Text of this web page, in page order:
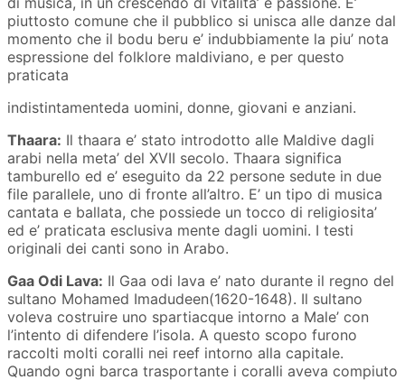
piuttosto comune che il pubblico si unisca alle danze dal
momento che il bodu beru e’ indubbiamente la piu’ nota
espressione del folklore maldiviano, e per questo
praticata
indistintamenteda uomini, donne, giovani e anziani.
Thaara: Il thaara e’ stato introdotto alle Maldive dagli
arabi nella meta’ del XVII secolo. Thaara significa
tamburello ed e’ eseguito da 22 persone sedute in due
file parallele, uno di fronte all’altro. E’ un tipo di musica
cantata e ballata, che possiede un tocco di religiosita’
ed e’ praticata esclusiva mente dagli uomini. I testi
originali dei canti sono in Arabo.
Gaa Odi Lava: Il Gaa odi lava e’ nato durante il regno del
sultano Mohamed Imadudeen(1620-1648). Il sultano
voleva costruire uno spartiacque intorno a Male’ con
l’intento di difendere l’isola. A questo scopo furono
raccolti molti coralli nei reef intorno alla capitale.
Quando ogni barca trasportante i coralli aveva compiuto